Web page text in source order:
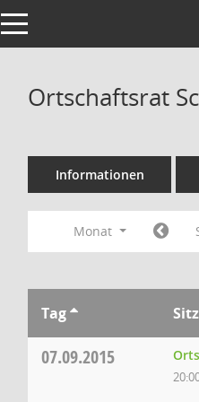
Toggle navigation
Ortschaftsrat
Informationen
Monat
Tag
07.09.2015